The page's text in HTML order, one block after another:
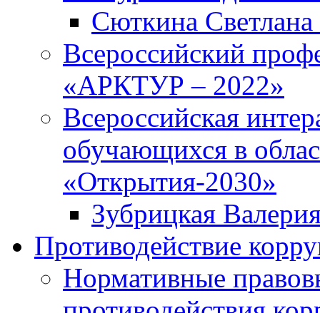
Сюткина Светлана
Всероссийский
«АРКТУР – 2022»
Всероссийская
обучающихся в
«Открытия-2030»
Зубрицкая
Противодействие
Нормативные